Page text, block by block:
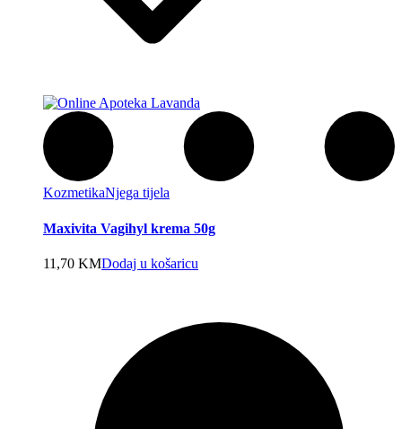
KozmetikaNjega tijela
Maxivita Vagihyl krema 50g
11,70 KMDodaj u košaricu